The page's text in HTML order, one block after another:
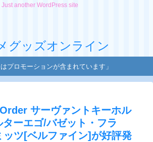
Just another WordPress site
グッズオンライン
はプロモーションが含まれています」
サーヴァントキーホル
ターエゴ/バゼット・フラ
ッツ[ベルファイン]が好評発